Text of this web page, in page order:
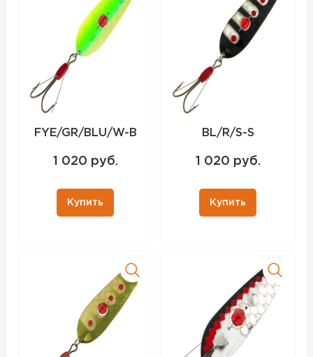
FYE/GR/BLU/W-B
1 020 руб.
Купить
BL/R/S-S
1 020 руб.
Купить